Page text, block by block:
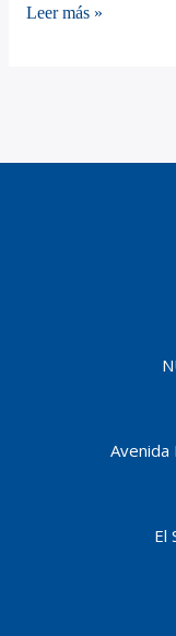
Leer más »
Avenida
El